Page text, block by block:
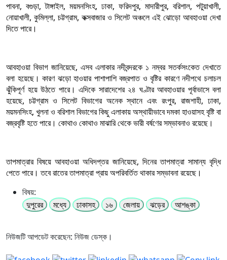
পাবনা, বগুড়া, টাঙ্গাইল, ময়মনসিংহ, ঢাকা, ফরিদপুর, মাদারীপুর, বরিশাল, পটুয়াখালী,
নোয়াখালী, কুমিল্লা, চট্টগ্রাম, কক্সবাজার ও সিলেট অঞ্চলে এই ঝোড়ো আবহাওয়া দেখা
দিতে পারে।
আবহাওয়া বিভাগ জানিয়েছে, এসব এলাকার নদীবন্দরকে ১ নম্বর সতর্কসংকেত দেখাতে
বলা হয়েছে। কারণ ঝড়ো হাওয়ার পাশাপাশি বজ্রপাত ও বৃষ্টির কারণে নদীপথে চলাচল
ঝুঁকিপূর্ণ হয়ে উঠতে পারে। এদিকে সারাদেশের ২৪ ঘণ্টার আবহাওয়ার পূর্বাভাসে বলা
হয়েছে, চট্টগ্রাম ও সিলেট বিভাগের অনেক স্থানে এবং রংপুর, রাজশাহী, ঢাকা,
ময়মনসিংহ, খুলনা ও বরিশাল বিভাগের কিছু এলাকায় অস্থায়ীভাবে দমকা হাওয়াসহ বৃষ্টি বা
বজ্রবৃষ্টি হতে পারে। কোথাও কোথাও মাঝারি থেকে ভারী বর্ষণের সম্ভাবনাও রয়েছে।
তাপমাত্রার বিষয়ে আবহাওয়া অধিদপ্তর জানিয়েছে, দিনের তাপমাত্রা সামান্য বৃদ্ধি
পেতে পারে। তবে রাতের তাপমাত্রা প্রায় অপরিবর্তিত থাকার সম্ভাবনা রয়েছে।
বিষয়:
দুপুরের
মধ্যে ঢাকাসহ ১৬ জেলায় ঝড়ের আশঙ্কা
নিউজটি আপডেট করেছেন: নিউজ ডেস্ক।